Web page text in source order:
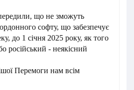
що не зможуть
софту, що забезпечує
до 1 січня 2025 року, як того
російський - неякісний
Перемоги нам всім